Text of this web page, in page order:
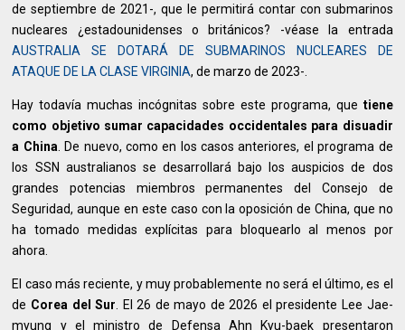
de septiembre de 2021-, que le permitirá contar con submarinos
nucleares ¿estadounidenses o británicos? -véase la entrada
AUSTRALIA SE DOTARÁ DE SUBMARINOS NUCLEARES DE
ATAQUE DE LA CLASE VIRGINIA, de marzo de 2023-.
Hay todavía muchas incógnitas sobre este programa, que tiene
como objetivo sumar capacidades occidentales para disuadir
a China . De nuevo, como en los casos anteriores, el programa de
los SSN australianos se desarrollará bajo los auspicios de dos
grandes potencias miembros permanentes del Consejo de
Seguridad, aunque en este caso con la oposición de China, que no
ha tomado medidas explícitas para bloquearlo al menos por
ahora.
El caso más reciente, y muy probablemente no será el último, es el
de Corea del Sur . El 26 de mayo de 2026 el presidente Lee Jae-
myung y el ministro de Defensa Ahn Kyu-baek presentaron